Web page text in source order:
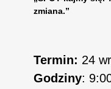
zmiana.”
Termin: 24
Godziny: